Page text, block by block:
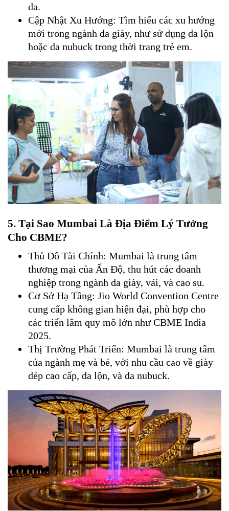
da.
Cập Nhật Xu Hướng: Tìm hiểu các xu hướng
mới trong ngành da giày, như sử dụng da lộn
hoặc da nubuck trong thời trang trẻ em.
5. Tại Sao Mumbai Là Địa Điểm Lý Tưởng
Cho CBME?
Thủ Đô Tài Chính: Mumbai là trung tâm
thương mại của Ấn Độ, thu hút các doanh
nghiệp trong ngành da giày, vải, và cao su.
Cơ Sở Hạ Tầng: Jio World Convention Centre
cung cấp không gian hiện đại, phù hợp cho
các triển lãm quy mô lớn như CBME India
2025.
Thị Trường Phát Triển: Mumbai là trung tâm
của ngành mẹ và bé, với nhu cầu cao về giày
dép cao cấp, da lộn, và da nubuck.